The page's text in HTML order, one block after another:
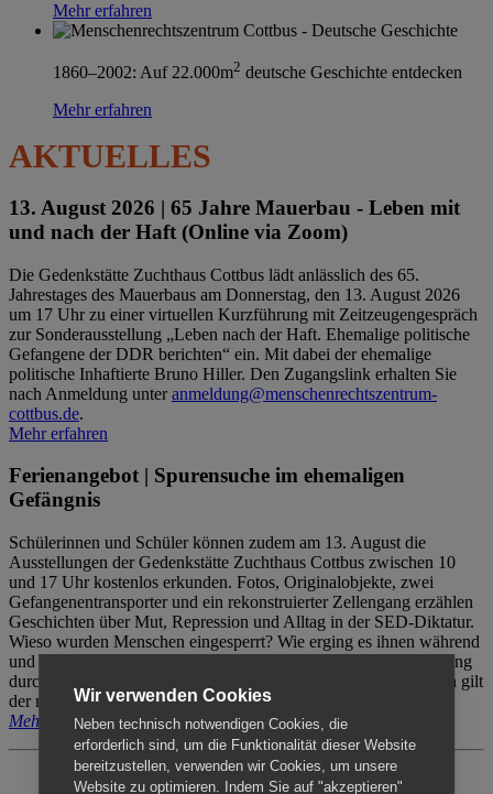
Mehr erfahren
1860–2002: Auf 22.000m2 deutsche Geschichte entdecken
Mehr erfahren
AKTUELLES
13. August 2026 | 65 Jahre Mauerbau - Leben mit
und nach der Haft (Online via Zoom)
Die Gedenkstätte Zuchthaus Cottbus lädt anlässlich des 65.
Jahrestages des Mauerbaus am Donnerstag, den 13. August 2026
um 17 Uhr zu einer virtuellen Kurzführung mit Zeitzeugengespräch
zur Sonderausstellung „Leben nach der Haft. Ehemalige politische
Gefangene der DDR berichten“ ein. Mit dabei der ehemalige
politische Inhaftierte Bruno Hiller. Den Zugangslink erhalten Sie
nach Anmeldung unteranmeldung@menschenrechtszentrum-
cottbus.de.
Mehr erfahren
Ferienangebot | Spurensuche im ehemaligen
Gefängnis
Schülerinnen und Schüler können zudem am 13. August die
Ausstellungen der Gedenkstätte Zuchthaus Cottbus zwischen 10
und 17 Uhr kostenlos erkunden. Fotos, Originalobjekte, zwei
Gefangenentransporter und ein rekonstruierter Zellengang erzählen
Geschichten über Mut, Repression und Alltag in der SED-Diktatur.
Wieso wurden Menschen eingesperrt? Wie erging es ihnen während
und nach der Haft? Der Besuch erfolgt individuell ohne Betreuung
durch das Menschenrechtszentrum Cottbus. Für Begleitpersonen gilt
der reguläre Eintritt (8€ / ermäßigt 5€).
Mehr erfahren
Wir verwenden Cookies
Neben technisch notwendigen Cookies, die
erforderlich sind, um die Funktionalität dieser Website
bereitzustellen, verwenden wir Cookies, um unsere
Website zu optimieren. Indem Sie auf "akzeptieren"